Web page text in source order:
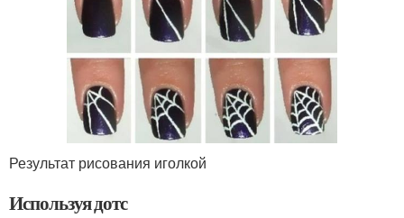
Результат рисования иголкой
Используя дотс